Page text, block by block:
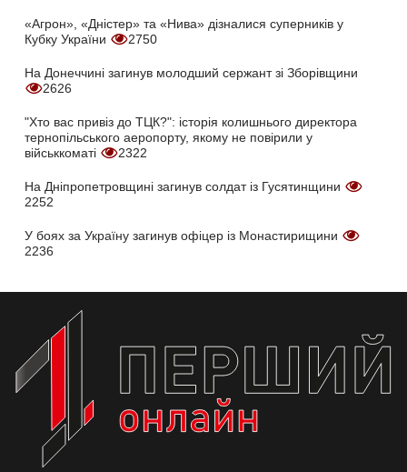
«Агрон», «Дністер» та «Нива» дізналися суперників у
Кубку України
2750
На Донеччині загинув молодший сержант зі Зборівщини
2626
"Хто вас привіз до ТЦК?": історія колишнього директора
тернопільського аеропорту, якому не повірили у
військкоматі
2322
На Дніпропетровщині загинув солдат із Гусятинщини
2252
У боях за Україну загинув офіцер із Монастирищини
2236